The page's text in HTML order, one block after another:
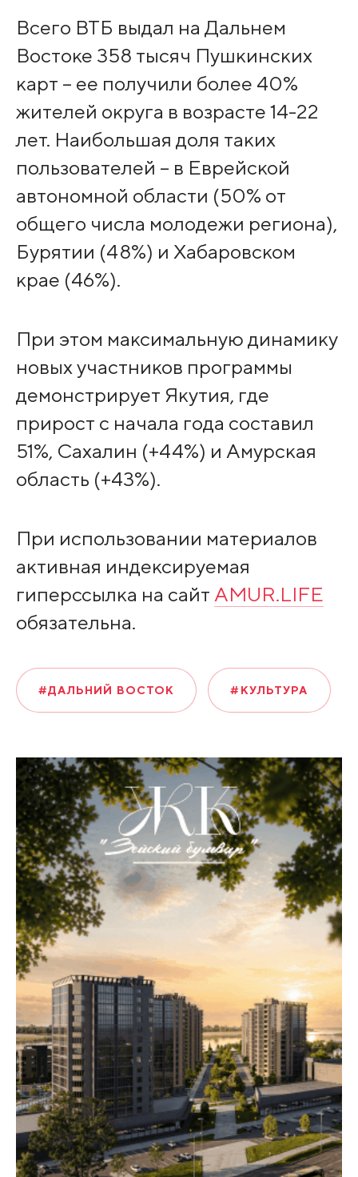
Всего ВТБ выдал на Дальнем
Востоке 358 тысяч Пушкинских
карт – ее получили более 40%
жителей округа в возрасте 14-22
лет. Наибольшая доля таких
пользователей – в Еврейской
автономной области (50% от
общего числа молодежи региона),
Бурятии (48%) и Хабаровском
крае (46%).
При этом максимальную динамику
новых участников программы
демонстрирует Якутия, где
прирост с начала года составил
51%, Сахалин (+44%) и Амурская
область (+43%).
При использовании материалов
активная индексируемая
гиперссылка на сайт AMUR.LIFE
обязательна.
#ДАЛЬНИЙ ВОСТОК #КУЛЬТУРА